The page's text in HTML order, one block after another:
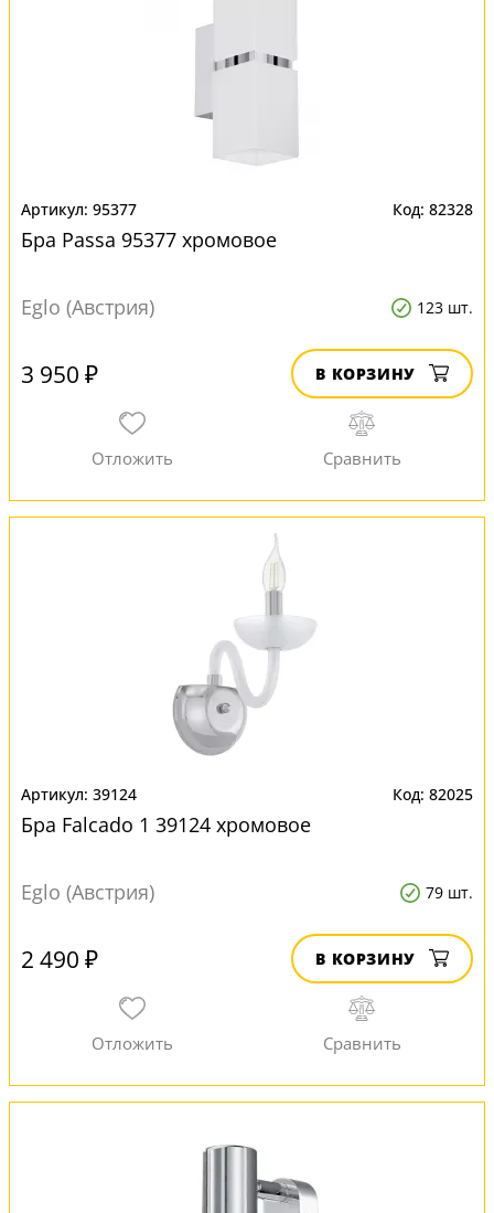
95377 82328
Бра Passa 95377 хромовое
Eglo (Австрия) 123 шт.
3 950 ₽ В КОРЗИНУ
39124 82025
Бра Falcado 1 39124 хромовое
Eglo (Австрия) 79 шт.
2 490 ₽ В КОРЗИНУ